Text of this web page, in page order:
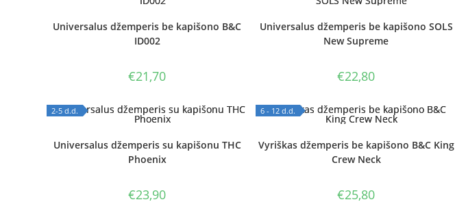
Universalus džemperis be kapišono B&C
ID002
€21,70
Universalus džemperis be kapišono SOLS
New Supreme
€22,80
2-5 d.d.
Universalus džemperis su kapišonu THC
Phoenix
€23,90
6 - 12 d.d.
Vyriškas džemperis be kapišono B&C King
Crew Neck
€25,80